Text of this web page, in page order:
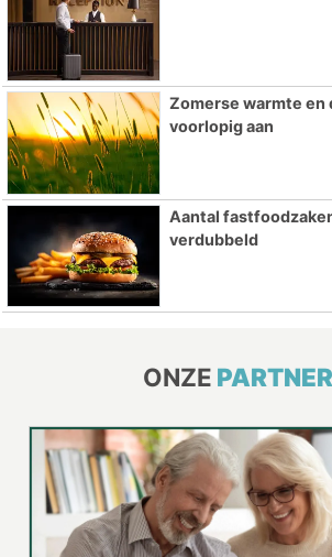
Zomerse warmte en
voorlopig aan
Aantal
verdubbeld
ONZE